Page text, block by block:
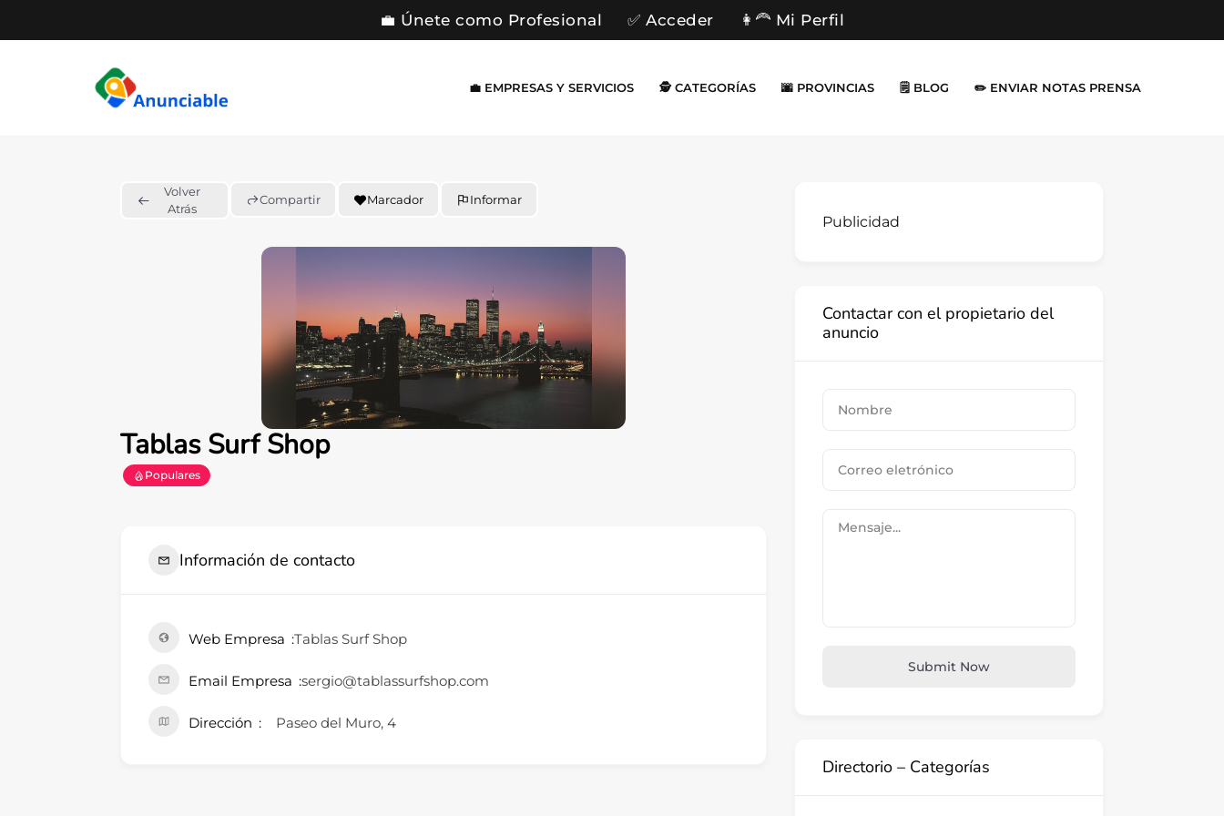
💼 Únete como Profesional ✅ Acceder 👩‍🦰 Mi Perfil
💼 EMPRESAS Y SERVICIOS 🕵️ CATEGORÍAS 🌆 PROVINCIAS 🗒️ BLOG ✏️ ENVIAR NOTAS PRENSA
Volver
Atrás
Compartir Marcador Informar
Tablas Surf Shop
Populares
Información de contacto
Web Empresa Tablas Surf Shop
Email Empresa sergio@tablassurfshop.com
Dirección Paseo del Muro, 4
Publicidad
Contactar con el propietario del
anuncio
Submit Now
Directorio – Categorías